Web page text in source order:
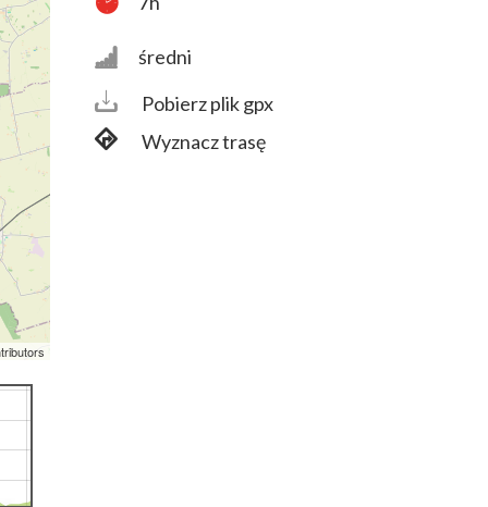
średni
Pobierz plik gpx
Wyznacz trasę